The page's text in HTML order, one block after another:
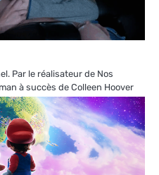
Par le réalisateur de Nos
à succès de Colleen Hoover